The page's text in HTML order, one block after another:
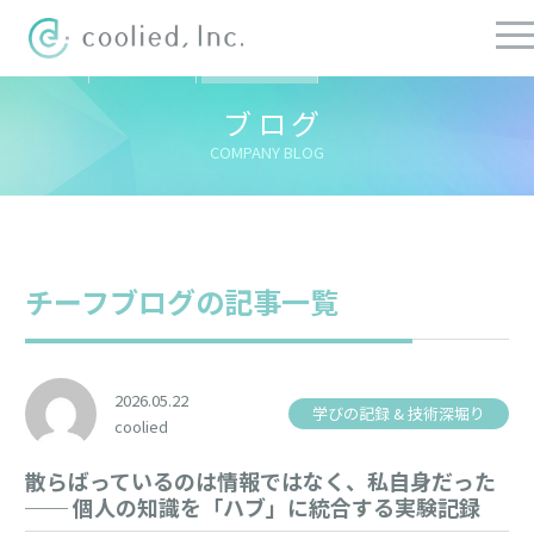
ブログ
COMPANY BLOG
ての記事
チーフブログの記事一覧
2026.05.22
coolied
学びの記録 & 技術深堀り
散らばっているのは情報ではなく、私自身だった
── 個人の知識を「ハブ」に統合する実験記録